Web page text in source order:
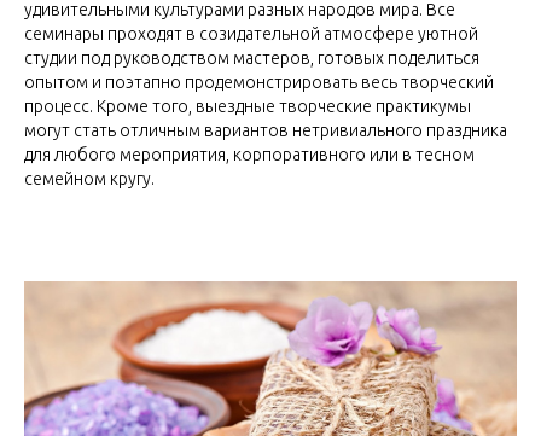
удивительными культурами разных народов мира. Все
семинары проходят в созидательной атмосфере уютной
студии под руководством мастеров, готовых поделиться
опытом и поэтапно продемонстрировать весь творческий
процесс. Кроме того, выездные творческие практикумы
могут стать отличным вариантов нетривиального праздника
для любого мероприятия, корпоративного или в тесном
семейном кругу.